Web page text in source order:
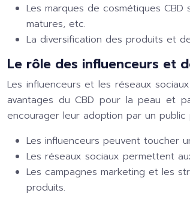
Les marques de cosmétiques
matures, etc.
La diversification des produits et
Le rôle des influenceurs et
Les influenceurs et les réseaux
avantages du CBD pour la peau et
encourager leur adoption par un public
Les influenceurs peuvent toucher
Les réseaux sociaux permettent
Les campagnes marketing et les
produits.